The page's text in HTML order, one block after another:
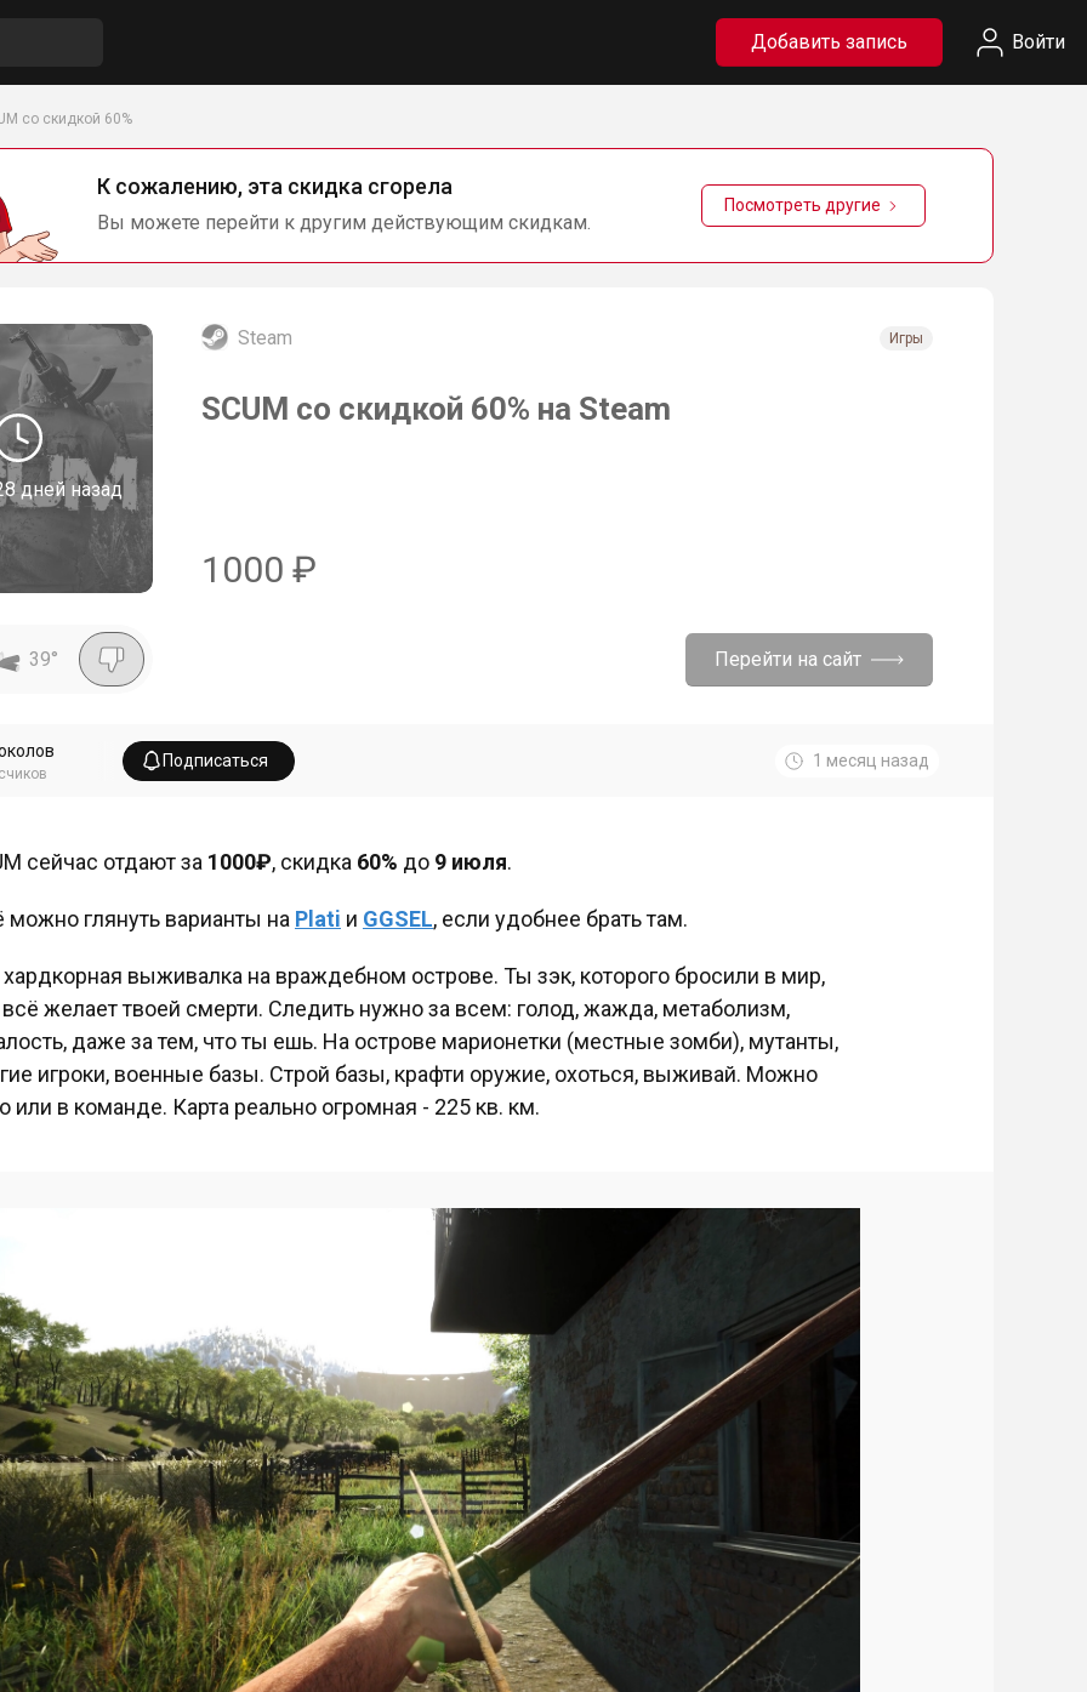
Добавить запись Войти
со скидкой 60%
К сожалению, эта скидка сгорела
Вы можете перейти к другим действующим скидкам.
Посмотреть другие
дней назад
Steam Игры
SCUM со скидкой 60% на Steam
1000 ₽
39° Перейти на сайт
Подписаться 1 месяц назад
сейчас отдают за 1000₽, скидка 60% до 9 июля.
глянуть варианты на Plati и GGSEL, если удобнее брать там.
выживалка на враждебном острове. Ты зэк, которого бросили в мир,
желает твоей смерти. Следить нужно за всем: голод, жажда, метаболизм,
даже за тем, что ты ешь. На острове марионетки (местные зомби), мутанты,
игроки, военные базы. Строй базы, крафти оружие, охоться, выживай. Можно
или в команде. Карта реально огромная - 225 кв. км.